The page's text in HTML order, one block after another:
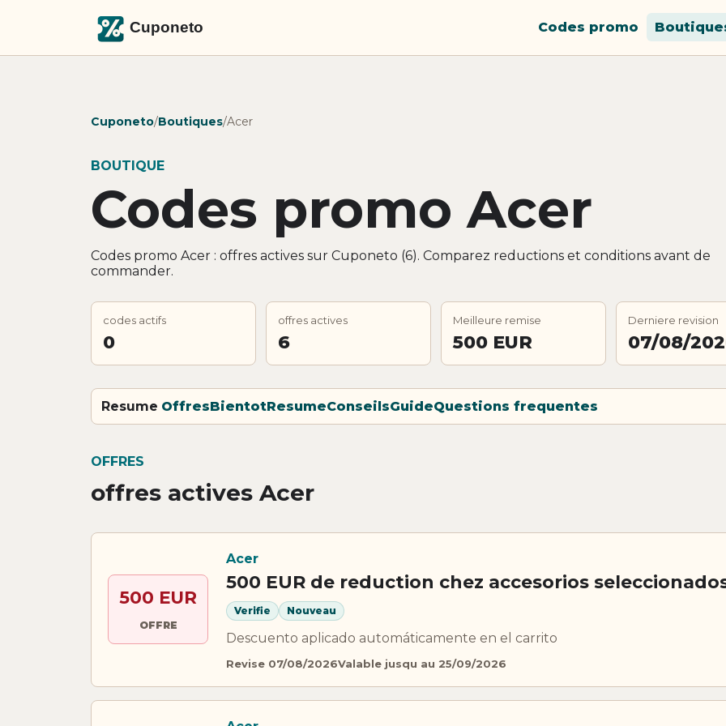
Codes promo
Cuponeto/Boutiques/Acer
BOUTIQUE
Codes promo Acer
Codes promo Acer : offres actives sur Cuponeto (6). Comparez reductions et conditions avant de
commander.
codes actifs
0
offres actives
6
Meilleure remise
500 EUR
Derniere revision
07/08/
Resume OffresBientotResumeConseilsGuideQuestions frequentes
OFFRES
offres actives Acer
500 EUR
OFFRE
Acer
500 EUR de reduction chez accesorios
Verifie Nouveau
Descuento aplicado automáticamente en el carrito
Revise 07/08/2026Valable jusqu au 25/09/2026